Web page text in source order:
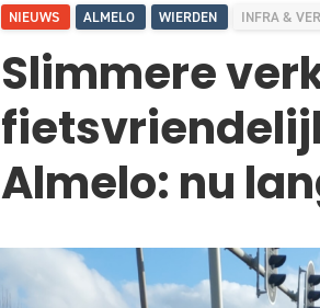
NIEUWS ALMELO WIERDEN INFRA &
Slimmere
Almelo: nu